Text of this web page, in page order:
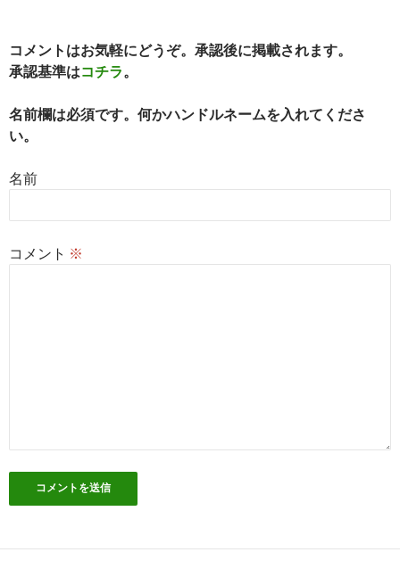
シ
ョ
ン
コメントはお気軽にどうぞ。承認後に掲載されます。
承認基準はコチラ。
名前欄は必須です。何かハンドルネームを入れてくださ
い。
名前
コメント ※